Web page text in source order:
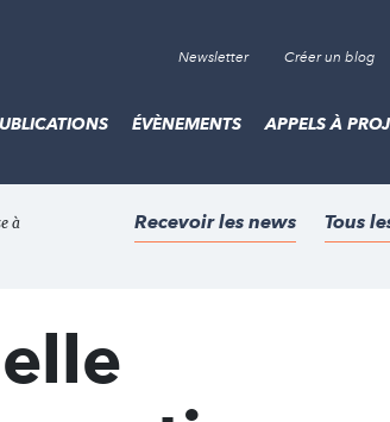
Newsletter Créer un blog
ÉVÈNEMENTS APPELS À
à
Recevoir les news Tous